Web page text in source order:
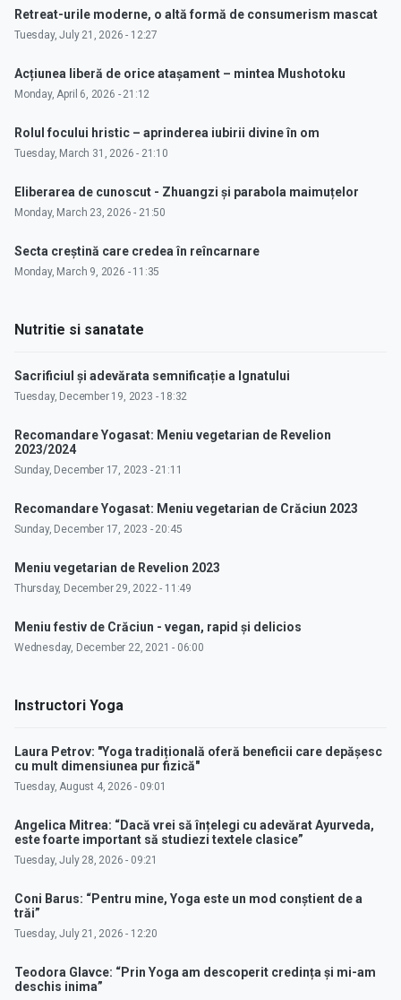
Retreat-urile moderne, o altă formă de consumerism mascat
Tuesday, July 21, 2026 - 12:27
Acțiunea liberă de orice atașament – mintea Mushotoku
Monday, April 6, 2026 - 21:12
Rolul focului hristic – aprinderea iubirii divine în om
Tuesday, March 31, 2026 - 21:10
Eliberarea de cunoscut - Zhuangzi și parabola maimuțelor
Monday, March 23, 2026 - 21:50
Secta creștină care credea în reîncarnare
Monday, March 9, 2026 - 11:35
Nutritie si sanatate
Sacrificiul și adevărata semnificație a Ignatului
Tuesday, December 19, 2023 - 18:32
Recomandare Yogasat: Meniu vegetarian de Revelion
2023/2024
Sunday, December 17, 2023 - 21:11
Recomandare Yogasat: Meniu vegetarian de Crăciun 2023
Sunday, December 17, 2023 - 20:45
Meniu vegetarian de Revelion 2023
Thursday, December 29, 2022 - 11:49
Meniu festiv de Crăciun - vegan, rapid și delicios
Wednesday, December 22, 2021 - 06:00
Instructori Yoga
Laura Petrov: "Yoga tradițională oferă beneficii care depășesc
cu mult dimensiunea pur fizică"
Tuesday, August 4, 2026 - 09:01
Angelica Mitrea: “Dacă vrei să înțelegi cu adevărat Ayurveda,
este foarte important să studiezi textele clasice”
Tuesday, July 28, 2026 - 09:21
Coni Barus: “Pentru mine, Yoga este un mod conștient de a
trăi”
Tuesday, July 21, 2026 - 12:20
Teodora Glavce: “Prin Yoga am descoperit credința și mi-am
deschis inima”